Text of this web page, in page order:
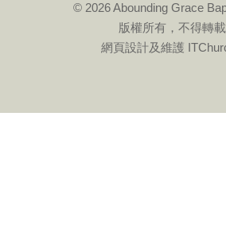
© 2026 Abounding Grace
版權所有，不得轉載
網頁設計及維護